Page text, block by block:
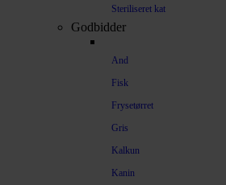
Steriliseret kat
Godbidder
And
Fisk
Frysetørret
Gris
Kalkun
Kanin